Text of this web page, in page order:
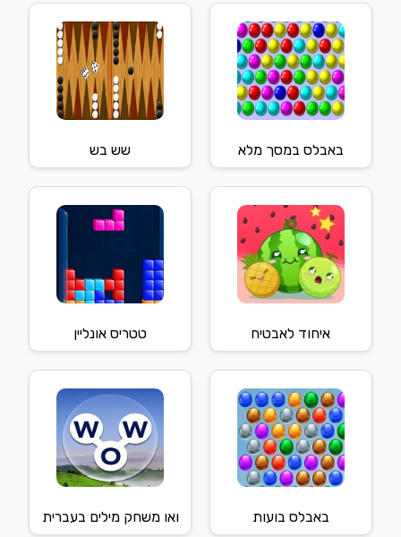
באבלס במסך מלא שש בש
איחוד לאבטיח טטריס אונליין
באבלס בועות ואו משחק מילים בעברית